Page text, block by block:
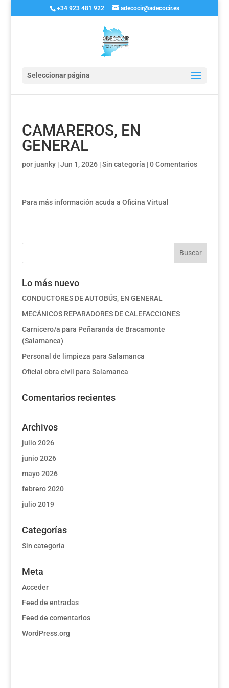
+34 923 481 922 adecocir@adecocir.es
Seleccionar página
CAMAREROS, EN
GENERAL
por juanky|Jun 1, 2026|Sin categoría |0 Comentarios
Para más información acuda a Oficina Virtual
Lo más nuevo
CONDUCTORES DE AUTOBÚS, EN GENERAL
MECÁNICOS REPARADORES DE CALEFACCIONES
Carnicero/a para Peñaranda de Bracamonte
(Salamanca)
Personal de limpieza para Salamanca
Oficial obra civil para Salamanca
Comentarios recientes
Archivos
julio 2026
junio 2026
mayo 2026
febrero 2020
julio 2019
Categorías
Sin categoría
Meta
Acceder
Feed de entradas
Feed de comentarios
WordPress.org